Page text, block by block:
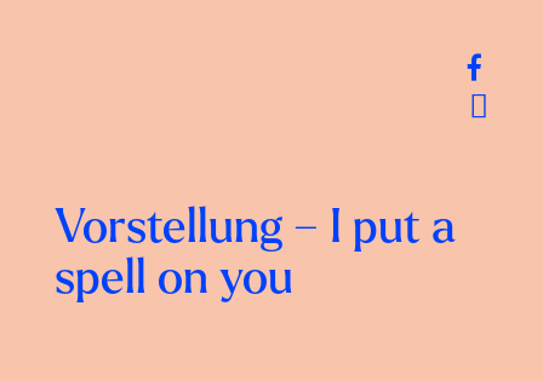
Vorstellung – I put a
spell on you